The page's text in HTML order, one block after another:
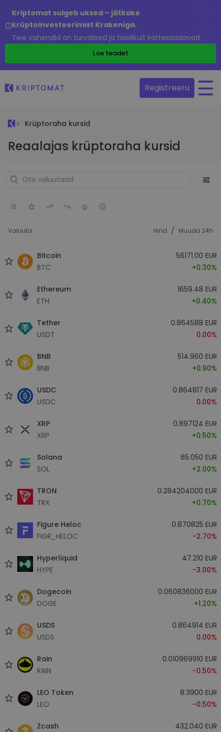
Kriptomat sulgeb uksed – jätkake
krüptoinvesteerimist Krakeniga.
Teie vahendid on turvalised ja täielikult kättesaadavad.
Loe teadet
Registreeru
Krüptoraha kursid
Reaalajas krüptoraha kursid
Valuuta Hind / Muuda 24h
Bitcoin
BTC
56171.00 EUR
+0.30%
Ethereum
ETH
1659.48 EUR
+0.40%
Tether
USDT
0.864588 EUR
0.00%
BNB
BNB
514.960 EUR
+0.90%
USDC
USDC
0.864817 EUR
0.00%
XRP
XRP
0.897124 EUR
+0.50%
Solana
SOL
65.050 EUR
+2.00%
TRON
TRX
0.284204000 EUR
+0.70%
Figure Heloc
FIGR_HELOC
0.870825 EUR
-2.70%
Hyperliquid
HYPE
47.210 EUR
-3.00%
Dogecoin
DOGE
0.060836000 EUR
+1.20%
USDS
USDS
0.864914 EUR
0.00%
Rain
RAIN
0.010969910 EUR
-0.50%
LEO Token
LEO
8.3900 EUR
-0.50%
Zcash
432.040 EUR